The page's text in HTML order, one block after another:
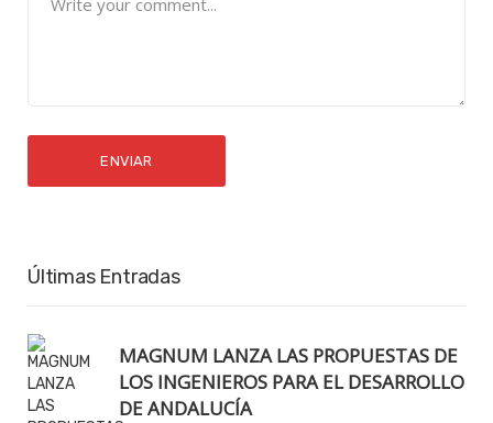
Últimas Entradas
MAGNUM LANZA LAS PROPUESTAS DE
LOS INGENIEROS PARA EL DESARROLLO
DE ANDALUCÍA